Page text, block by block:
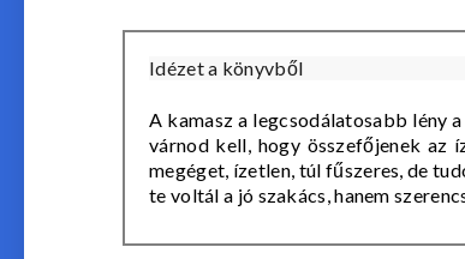
Idézet a könyvből
A kamasz a legcsodálatosabb lény
várnod kell, hogy összefőjenek
megéget, ízetlen, túl fűszeres, de
te voltál a jó szakács, hanem